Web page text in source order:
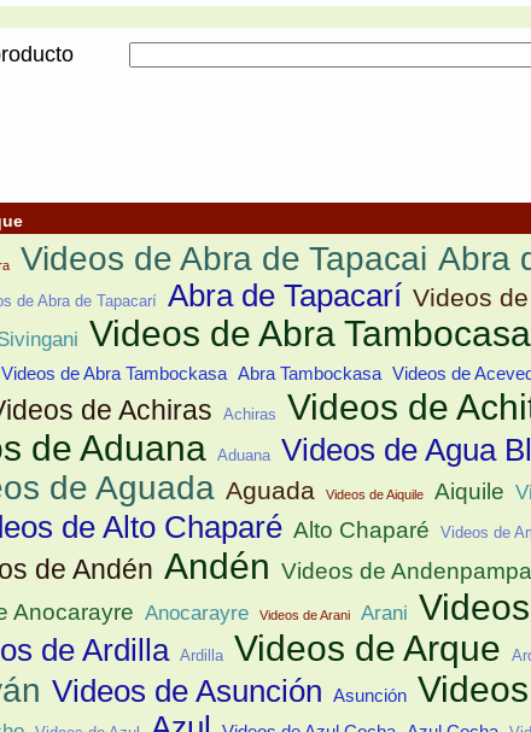
Videos de Abra de Tapacai Abra
de Abra de Tapacarí Abra de Tapacarí Videos
Videos de Abra Tambocasa
Videos de Abra Tambockasa Abra Tambockasa Videos de
de Achiras
Achiras Videos de
de Aduana Aduana Videos de Agua
de Aguada Aguada Videos de Aiquile Aiquile
de Alto Chaparé Alto Chaparé Videos de
de Andén Andén Videos de Andenpampa
Anocarayre Anocarayre Videos de Arani Arani
de Ardilla Ardilla Videos de Arque
Videos de Asunción Asunción